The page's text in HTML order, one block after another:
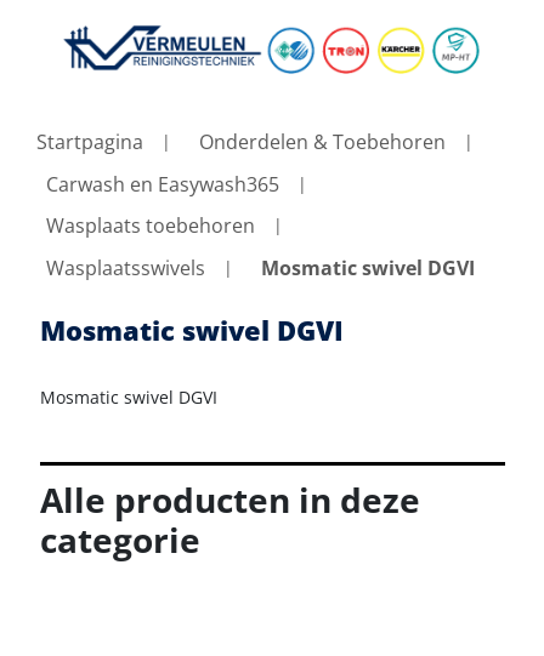
Startpagina
Onderdelen & Toebehoren
Carwash en Easywash365
Wasplaats toebehoren
Wasplaatsswivels
Mosmatic swivel DGVI
Mosmatic swivel DGVI
Mosmatic swivel DGVI
Alle producten in deze
categorie